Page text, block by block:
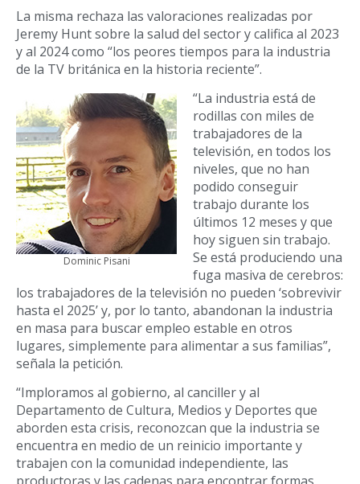
La misma rechaza las valoraciones realizadas por
Jeremy Hunt sobre la salud del sector y califica al 2023
y al 2024 como “los peores tiempos para la industria
de la TV británica en la historia reciente”.
Dominic Pisani
“La industria está de
rodillas con miles de
trabajadores de la
televisión, en todos los
niveles, que no han
podido conseguir
trabajo durante los
últimos 12 meses y que
hoy siguen sin trabajo.
Se está produciendo una
fuga masiva de cerebros:
los trabajadores de la televisión no pueden ‘sobrevivir
hasta el 2025’ y, por lo tanto, abandonan la industria
en masa para buscar empleo estable en otros
lugares, simplemente para alimentar a sus familias”,
señala la petición.
“Imploramos al gobierno, al canciller y al
Departamento de Cultura, Medios y Deportes que
aborden esta crisis, reconozcan que la industria se
encuentra en medio de un reinicio importante y
trabajen con la comunidad independiente, las